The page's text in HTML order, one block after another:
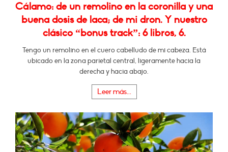
Cálamo: de un remolino en la coronilla y una
buena dosis de laca; de mi dron. Y nuestro
clásico “bonus track”: 6 libros, 6.
Tengo un remolino en el cuero cabelludo de mi cabeza. Está
ubicado en la zona parietal central, ligeramente hacia la
derecha y hacia abajo.
Leer más...